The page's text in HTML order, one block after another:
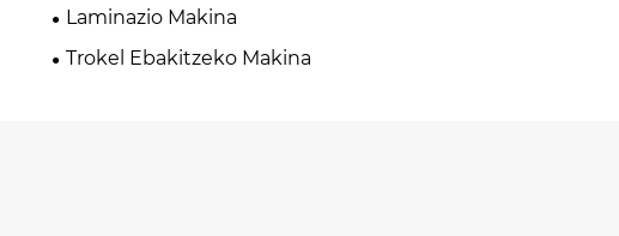
Laminazio Makina
Trokel Ebakitzeko Makina